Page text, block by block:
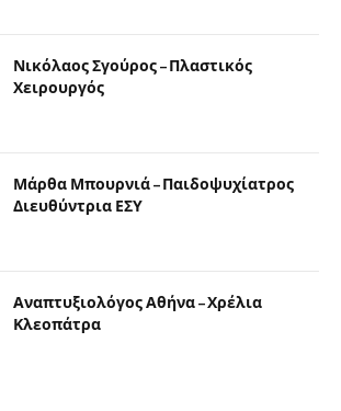
Νικόλαος Σγούρος – Πλαστικός
Χειρουργός
Μάρθα Μπουρνιά – Παιδοψυχίατρος
Διευθύντρια ΕΣΥ
Αναπτυξιολόγος Αθήνα – Χρέλια
Κλεοπάτρα